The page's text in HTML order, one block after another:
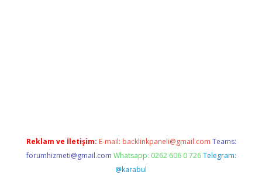
Reklam ve İletişim: E-mail: backlinkpaneli@gmail.com Teams:
forumhizmeti@gmail.com Whatsapp: 0262 606 0 726 Telegram:
@karabul